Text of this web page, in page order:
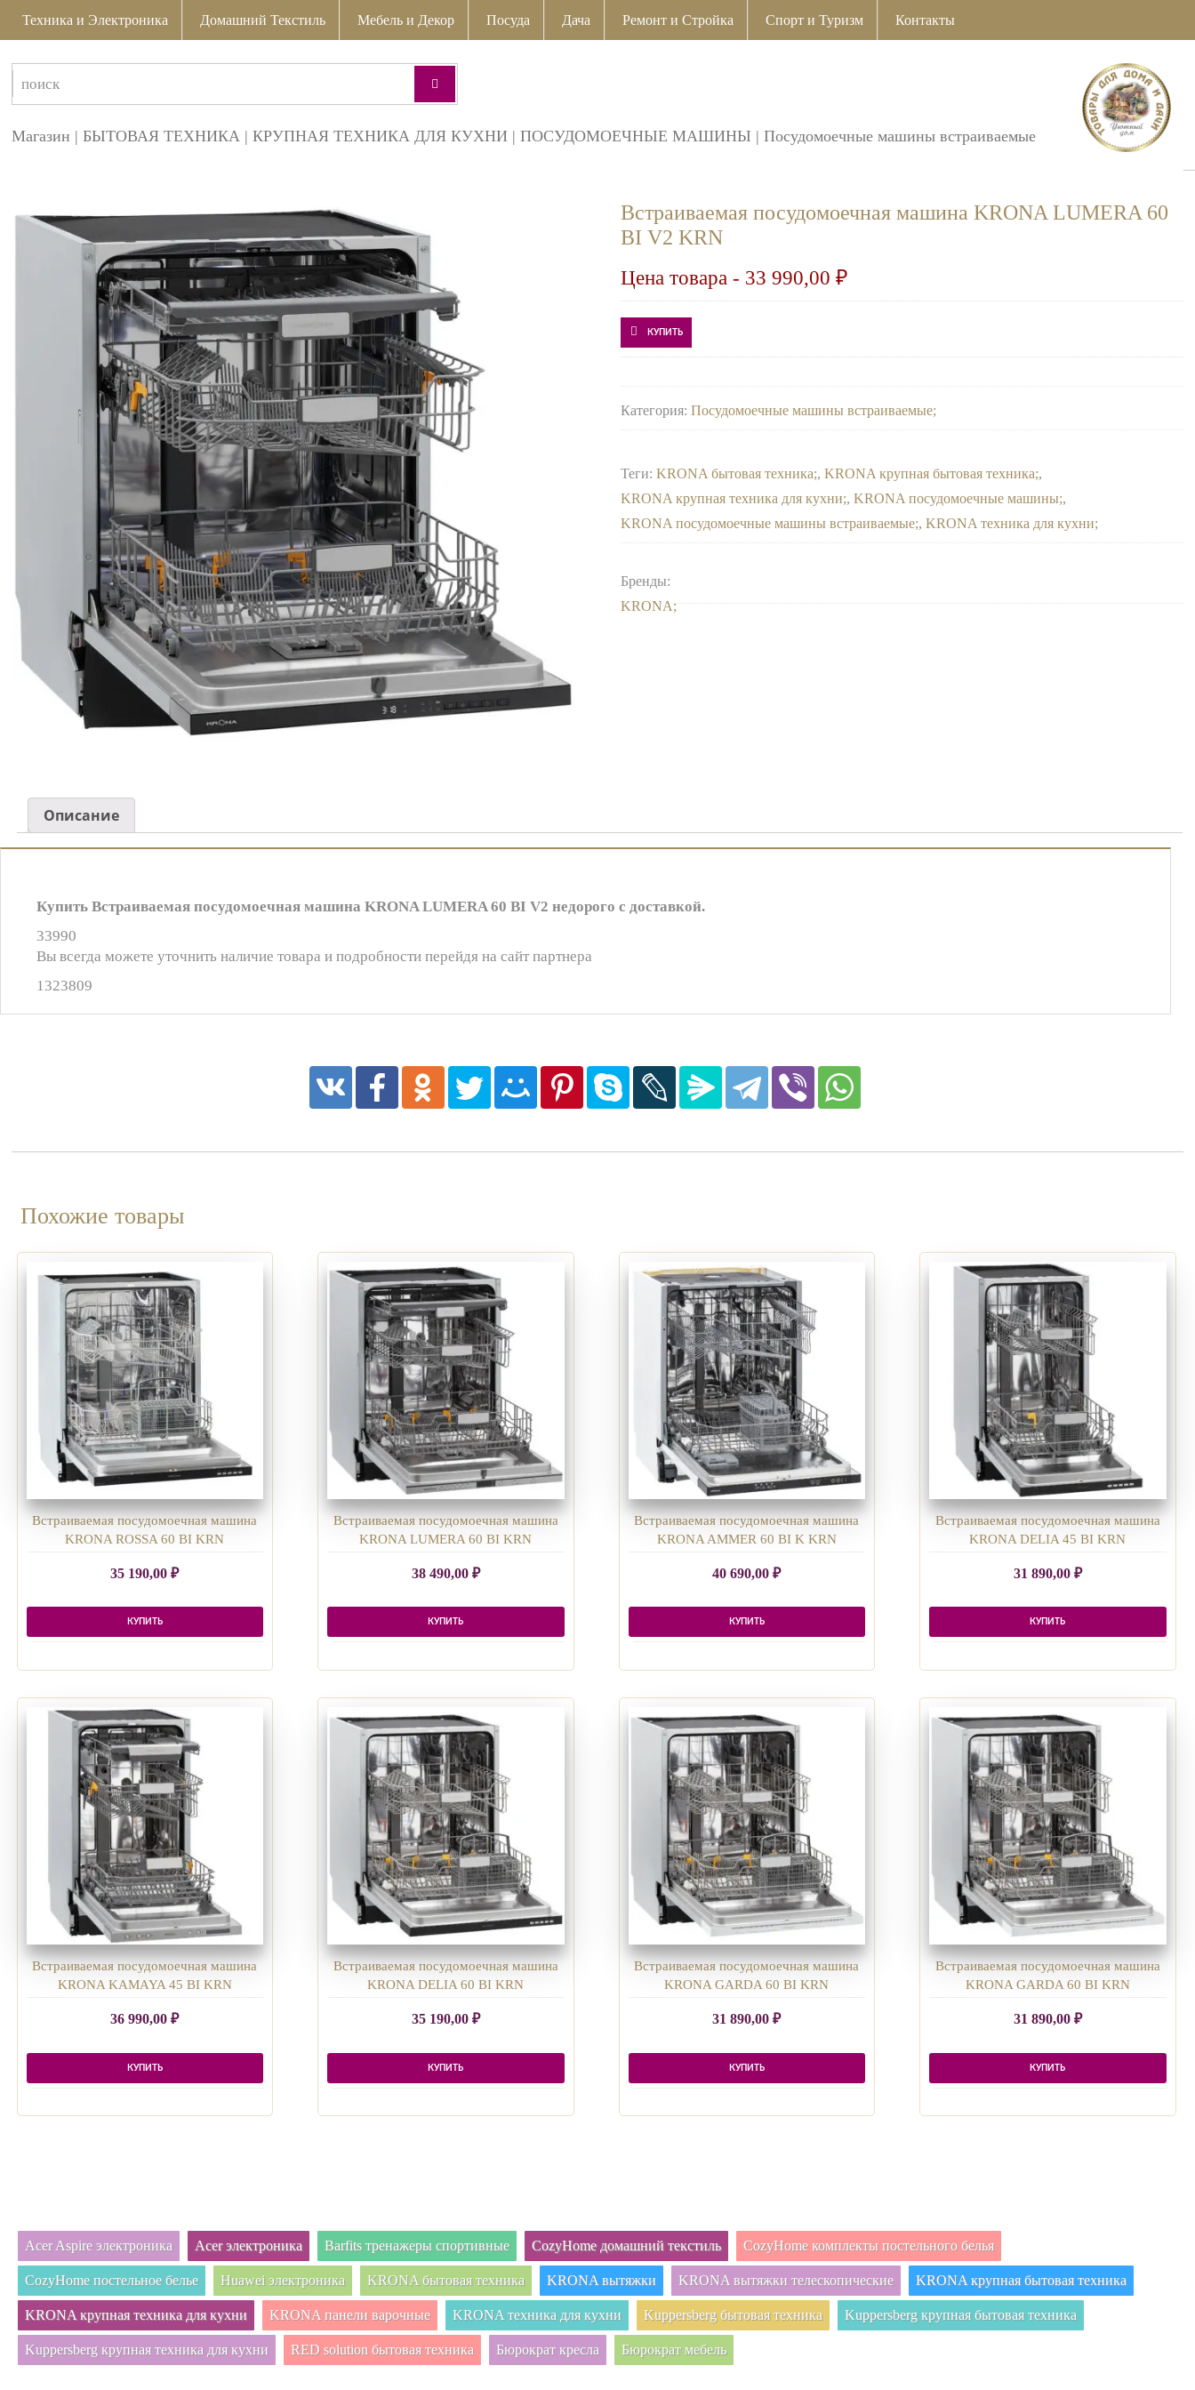
Техника и Электроника Домашний Текстиль Мебель и Декор Посуда Дача Ремонт и Стройка Спорт и Туризм Контакты
Магазин |БЫТОВАЯ ТЕХНИКА |КРУПНАЯ ТЕХНИКА ДЛЯ КУХНИ |ПОСУДОМОЕЧНЫЕ МАШИНЫ |Посудомоечные машины встраиваемые
Встраиваемая посудомоечная машина KRONA LUMERA 60
BI V2 KRN
Цена товара - 33 990,00₽
КУПИТЬ
Категория:Посудомоечные машины встраиваемые
Теги:KRONA бытовая техника ,KRONA крупная бытовая техника ,
KRONA крупная техника для кухни ,KRONA посудомоечные машины ,
KRONA посудомоечные машины встраиваемые ,KRONA техника для кухни
Бренды:
KRONA
Описание
Купить Встраиваемая посудомоечная машина KRONA LUMERA 60 BI V2 недорого с доставкой.
33990
Вы всегда можете уточнить наличие товара и подробности перейдя на сайт партнера
1323809
Похожие товары
Встраиваемая посудомоечная машина
KRONA ROSSA 60 BI KRN
35 190,00₽
КУПИТЬ
Встраиваемая посудомоечная машина
KRONA LUMERA 60 BI KRN
38 490,00 ₽
КУПИТЬ
Встраиваемая посудомоечная машина
KRONA AMMER 60 BI K KRN
40 690,00₽
КУПИТЬ
Встраиваемая посудомоечная машина
KRONA DELIA 45 BI KRN
31 890,00 ₽
КУПИТЬ
Встраиваемая посудомоечная машина
KRONA KAMAYA 45 BI KRN
36 990,00₽
КУПИТЬ
Встраиваемая посудомоечная машина
KRONA DELIA 60 BI KRN
35 190,00 ₽
КУПИТЬ
Встраиваемая посудомоечная машина
KRONA GARDA 60 BI KRN
31 890,00₽
КУПИТЬ
Встраиваемая посудомоечная машина
KRONA GARDA 60 BI KRN
31 890,00 ₽
КУПИТЬ
Acer Aspire электроника Acer электроника Barfits тренажеры спортивные CozyHome домашний текстиль CozyHome комплекты постельного белья
CozyHome постельное белье Huawei электроника KRONA бытовая техника KRONA вытяжки KRONA вытяжки телескопические KRONA крупная бытовая техника
KRONA крупная техника для кухни KRONA панели варочные KRONA техника для кухни Kuppersberg бытовая техника Kuppersberg крупная бытовая техника
Kuppersberg крупная техника для кухни RED solution бытовая техника Бюрократ кресла Бюрократ мебель